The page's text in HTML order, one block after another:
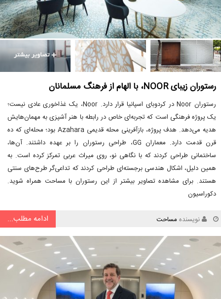
رستوران زیبای NOOR، با الهام از فرهنگ مسلمانان
رستوران Noor در کردوبای اسپانیا قرار دارد. Noor، یک غذاخوری عادی نیست؛
یک پروژه فرهنگی است که تجربه‌ای خاص در رابطه با هنر آشپزی به مهمان‌هایش
هدیه می‌دهد. هدف پروژه، بازآفرینی محله قدیمی Azahara بود؛ محله‌ای که ده
قرن قدمت دارد. معماران GG، طراحی رستوران را بر عهده داشتند. آن‌ها،
ساختمانی طراحی کردند که با نگاهی نو، روی میراث عربی تمرکز کرده است. به
همین دلیل، اشکال هندسی برجسته‌ای طراحی کردند که تداعی‌گر طرح‌های سنتی
هستند. برای مشاهده تصاویر بیشتر از این رستوران با مساحت همراه شوید.
دکوراسیون
نویسنده مساحت ادامه مطلب...